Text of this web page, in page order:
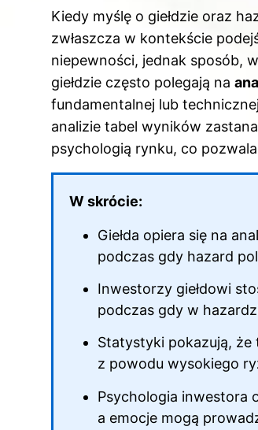
c
e
b
o
o
k
er
e
st
d
di
t
m
bl
r
k
e
dI
n
Kiedy myślę o giełdzie oraz
zwłaszcza w kontekście
niepewności, jednak sposób,
giełdzie często polegają na
fundamentalnej lub
analizie tabel wyników
psychologią rynku, co
W skrócie:
Giełda opiera się na
podczas gdy hazard
Inwestorzy giełdowi
podczas gdy w
Statystyki pokazują, że
z powodu wysokiego
Psychologia inwestora
a emocje mogą